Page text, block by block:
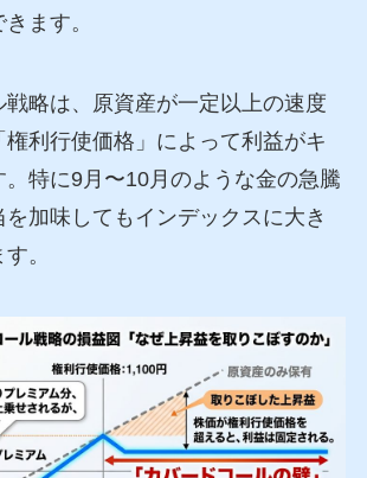
ます。
戦略は、原資産が一定以上の速度
利行使価格」によって利益がキ
。特に9月〜10月のような金の急騰
加味してもインデックスに大き
。